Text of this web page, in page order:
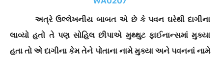
અત્રે ઉલ્લેખનીય બાબત એ છે કે પવન ઘરેથી દાગીના
લાવ્યો હતો તે પણ સોહિલ છીપાએ મુથ્થુટ ફાઈનાન્સમાં મુક્યા
હતા તો એ દાગીના કેમ તેને પોતાના નામે મુક્યા અને પવનનાં નામે